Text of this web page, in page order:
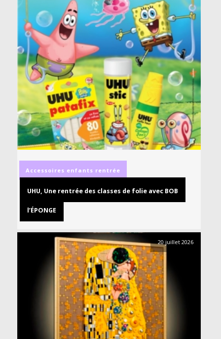
Accessoires enfants rentrée
UHU, Une rentrée des classes de folie avec BOB
l’ÉPONGE
20 juillet 2026